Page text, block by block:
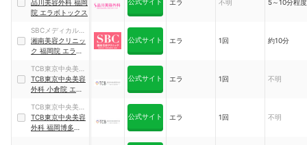
品川美容外科 福岡
院 エラボトックス
エラ 不明 5～10分程度
SBCメディカルグ
ループ
湘南美容クリニッ
ク 福岡院 エラボ
公式サイト エラ 1回 約10分
TCB東京中央美容
外科グループ
TCB東京中央美容
外科 小倉院 エラ
公式サイト エラ 1回 不明
TCB東京中央美容
外科グループ
TCB東京中央美容
外科 福岡博多院
公式サイト エラ 1回 不明